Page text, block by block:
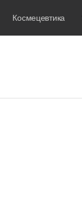
Космецевтика